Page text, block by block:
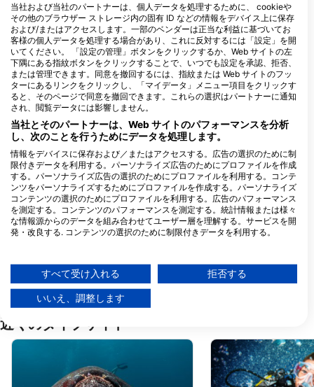
MANTA DIVE
Gili Trawangan, 83352 Gili
Trawangan, NB - インドネシア
Viking Divers Gili Trawangan
Pemenang, 83352 Lombok Utara,
NB - インドネシア
Signature Scuba
Gili Trawangan Desa Gili
Indah, Kecamatan
Pemenang , Lombok, 83352
Lombok Utara, NB - インド
ネシア
近くのダイブサイト
当社および当社のパートナーは、個人データを処理するために、 cookieや
その他のブラウザー ストレージ内の固有 ID などの情報をデバイス上に保存
および/またはアクセスします。一部のベンダーは正当な利益に基づいてお
客様の個人データを処理する場合があり、これに反対するには「設定」を開
いてください。 「設定の管理」ボタンをクリックするか、Web サイトの左
下隅にある指紋ボタンをクリックすることで、いつでも設定を承認、拒否、
または管理できます。同意を撤回するには、指紋または Web サイトのフッ
ターにあるリンクをクリックし、「マイデータ」メニュー項目をクリックす
ると、そのページで同意を撤回できます。これらの選択はパートナーに通知
され、閲覧データには影響しません。
当社とそのパートナーは、Web サイトのパフォーマンスを分析
し、次のことを行うためにデータを処理します。
情報をデバイスに保存および／またはアクセスする。広告の選択のために制
限付きデータを利用する。パーソナライズ広告のためにプロファイルを作成
する。パーソナライズ広告の選択のためにプロファイルを利用する。コンテ
ンツをパーソナライズするためにプロファイルを作成する。パーソナライズ
コンテンツの選択のためにプロファイルを利用する。広告のパフォーマンス
を測定する。コンテンツのパフォーマンスを測定する。統計情報または様々
な情報源からのデータを組み合わせてユーザー層を理解する。サービスを開
発・改良する. コンテンツの選択のために制限付きデータを利用する。
データは欧州連合外で共有され、米国に送信される場合があります。
お客様の同意とcookieポリシーは、この Web サイト/アプリにのみ適用され
当社はお客様のデータを次の目的で使用します。
情報をデバイスに保存および／またはアクセス
すべて受け入れる 拒否する
いいえ、調整します